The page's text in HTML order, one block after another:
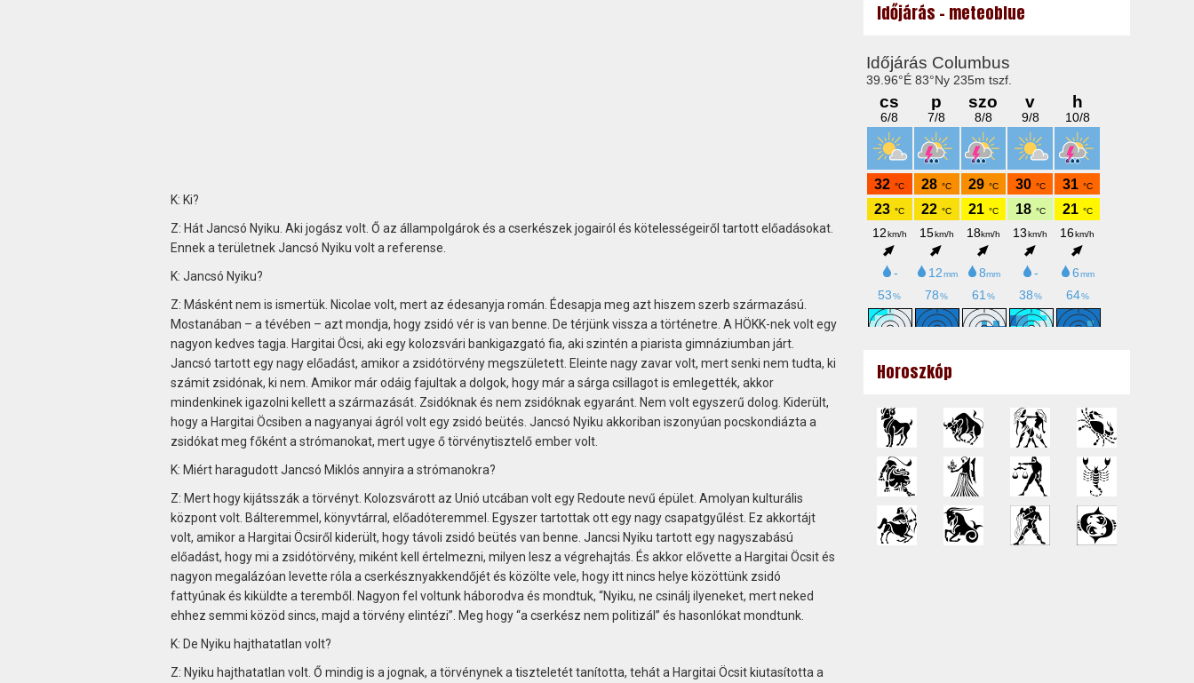
K: Ki?
Z: Hát Jancsó Nyiku. Aki jogász volt. Ő az állampolgárok és a cserkészek jogairól és kötelességeiről tartott előadásokat.
Ennek a területnek Jancsó Nyiku volt a referense.
K: Jancsó Nyiku?
Z: Másként nem is ismertük. Nicolae volt, mert az édesanyja román. Édesapja meg azt hiszem szerb származású.
Mostanában – a tévében – azt mondja, hogy zsidó vér is van benne. De térjünk vissza a történetre. A HÖKK-nek volt egy
nagyon kedves tagja. Hargitai Öcsi, aki egy kolozsvári bankigazgató fia, aki szintén a piarista gimnáziumban járt.
Jancsó tartott egy nagy előadást, amikor a zsidótörvény megszületett. Eleinte nagy zavar volt, mert senki nem tudta, ki
számit zsidónak, ki nem. Amikor már odáig fajultak a dolgok, hogy már a sárga csillagot is emlegették, akkor
mindenkinek igazolni kellett a származását. Zsidóknak és nem zsidóknak egyaránt. Nem volt egyszerű dolog. Kiderült,
hogy a Hargitai Öcsiben a nagyanyai ágról volt egy zsidó beütés. Jancsó Nyiku akkoriban iszonyúan pocskondiázta a
zsidókat meg főként a strómanokat, mert ugye ő törvénytisztelő ember volt.
K: Miért haragudott Jancsó Miklós annyira a strómanokra?
Z: Mert hogy kijátsszák a törvényt. Kolozsvárott az Unió utcában volt egy Redoute nevű épület. Amolyan kulturális
központ volt. Bálteremmel, könyvtárral, előadóteremmel. Egyszer tartottak ott egy nagy csapatgyűlést. Ez akkortájt
volt, amikor a Hargitai Öcsiről kiderült, hogy távoli zsidó beütés van benne. Jancsi Nyiku tartott egy nagyszabású
előadást, hogy mi a zsidótörvény, miként kell értelmezni, milyen lesz a végrehajtás. És akkor elővette a Hargitai Öcsit és
nagyon megalázóan levette róla a cserkésznyakkendőjét és közölte vele, hogy itt nincs helye közöttünk zsidó
fattyúnak és kiküldte a teremből. Nagyon fel voltunk háborodva és mondtuk, “Nyiku, ne csinálj ilyeneket, mert neked
ehhez semmi közöd sincs, majd a törvény elintézi”. Meg hogy “a cserkész nem politizál” és hasonlókat mondtunk.
K: De Nyiku hajthatatlan volt?
Z: Nyiku hajthatatlan volt. Ő mindig is a jognak, a törvénynek a tiszteletét tanította, tehát a Hargitai Öcsit kiutasította a
Időjárás - meteoblue
Horoszkóp